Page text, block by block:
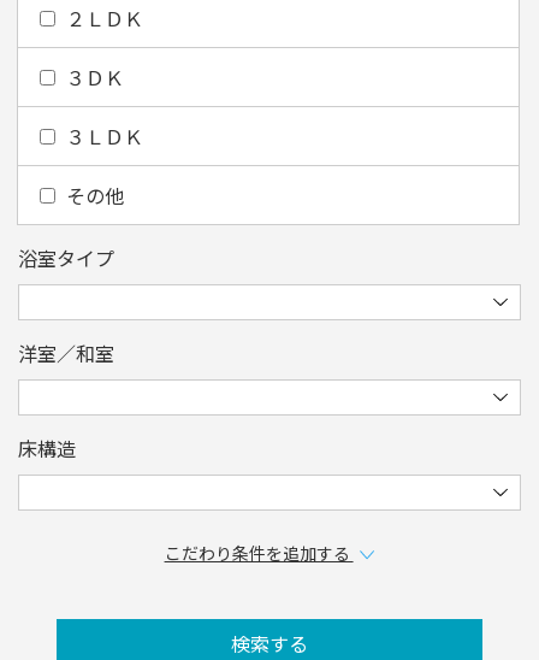
２ＬＤＫ
３ＤＫ
３ＬＤＫ
その他
浴室タイプ
洋室／和室
床構造
こだわり条件を追加する
検索する